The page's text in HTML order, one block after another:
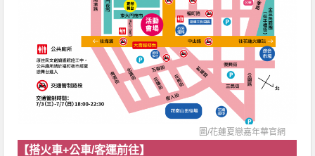
圖/花蓮夏戀嘉年華官網
【搭火車+公車/客運前往】